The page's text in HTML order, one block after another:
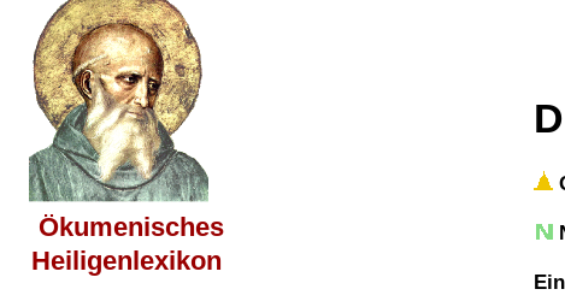
Ökumenisches
Heiligenlexikon